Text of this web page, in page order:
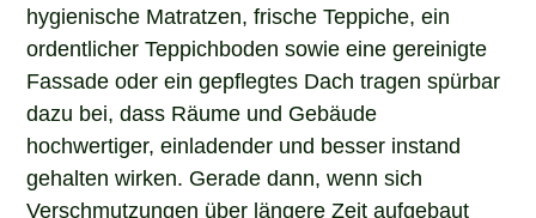
hygienische Matratzen, frische Teppiche, ein
ordentlicher Teppichboden sowie eine gereinigte
Fassade oder ein gepflegtes Dach tragen spürbar
dazu bei, dass Räume und Gebäude
hochwertiger, einladender und besser instand
gehalten wirken. Gerade dann, wenn sich
Verschmutzungen über längere Zeit aufgebaut